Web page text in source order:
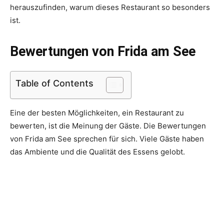
herauszufinden, warum dieses Restaurant so besonders
ist.
Bewertungen von Frida am See
Table of Contents
Eine der besten Möglichkeiten, ein Restaurant zu
bewerten, ist die Meinung der Gäste. Die Bewertungen
von Frida am See sprechen für sich. Viele Gäste haben
das Ambiente und die Qualität des Essens gelobt.